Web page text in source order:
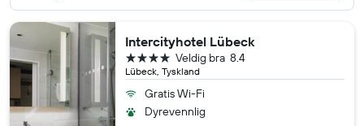
Intercityhotel Lübeck
Lübeck, Tyskland
8.4
Veldig bra
4 stjerner
Gratis Wi-Fi
Dyrevennlig